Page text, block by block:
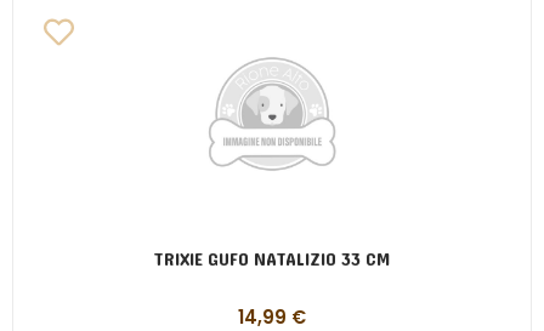
TRIXIE GUFO NATALIZIO 33 CM
14,99 €